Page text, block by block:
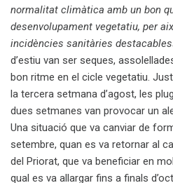
normalitat climàtica amb un bon
desenvolupament vegetatiu, per
incidències sanitàries
d’estiu van ser seques,
bon ritme en el cicle vegetatiu.
la tercera setmana d’agost, les
dues setmanes van provocar un
Una situació que va canviar de
setembre, quan es va retornar al
del Priorat, que va beneficiar en
qual es va allargar fins a finals